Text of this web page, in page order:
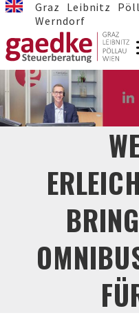
Graz Leibnitz
Werndorf